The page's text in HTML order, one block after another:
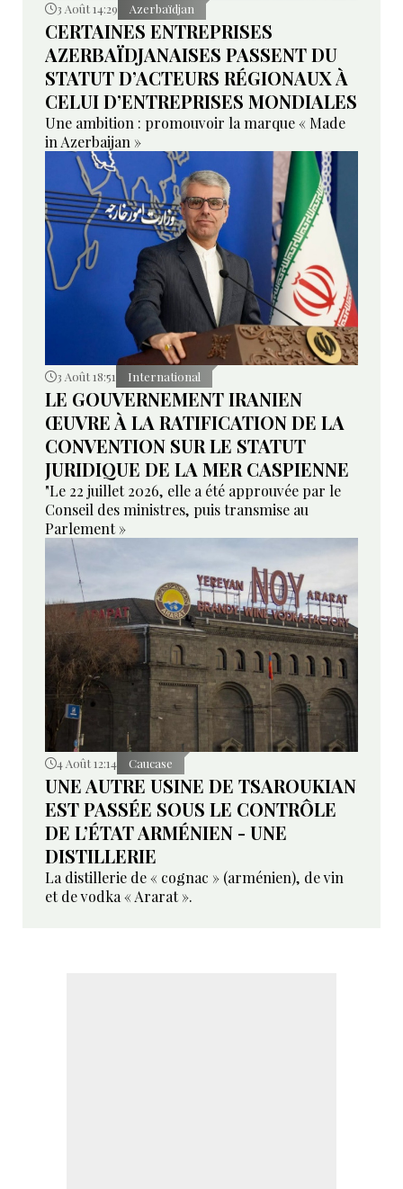
3 Août 14:29 Azerbaïdjan
CERTAINES ENTREPRISES
AZERBAÏDJANAISES PASSENT DU
STATUT D’ACTEURS RÉGIONAUX À
CELUI D’ENTREPRISES MONDIALES
Une ambition : promouvoir la marque « Made
in Azerbaijan »
3 Août 18:51 International
LE GOUVERNEMENT IRANIEN
ŒUVRE À LA RATIFICATION DE LA
CONVENTION SUR LE STATUT
JURIDIQUE DE LA MER CASPIENNE
"Le 22 juillet 2026, elle a été approuvée par le
Conseil des ministres, puis transmise au
Parlement »
4 Août 12:14 Caucase
UNE AUTRE USINE DE TSAROUKIAN
EST PASSÉE SOUS LE CONTRÔLE
DE L’ÉTAT ARMÉNIEN - UNE
DISTILLERIE
La distillerie de « cognac » (arménien), de vin
et de vodka « Ararat ».